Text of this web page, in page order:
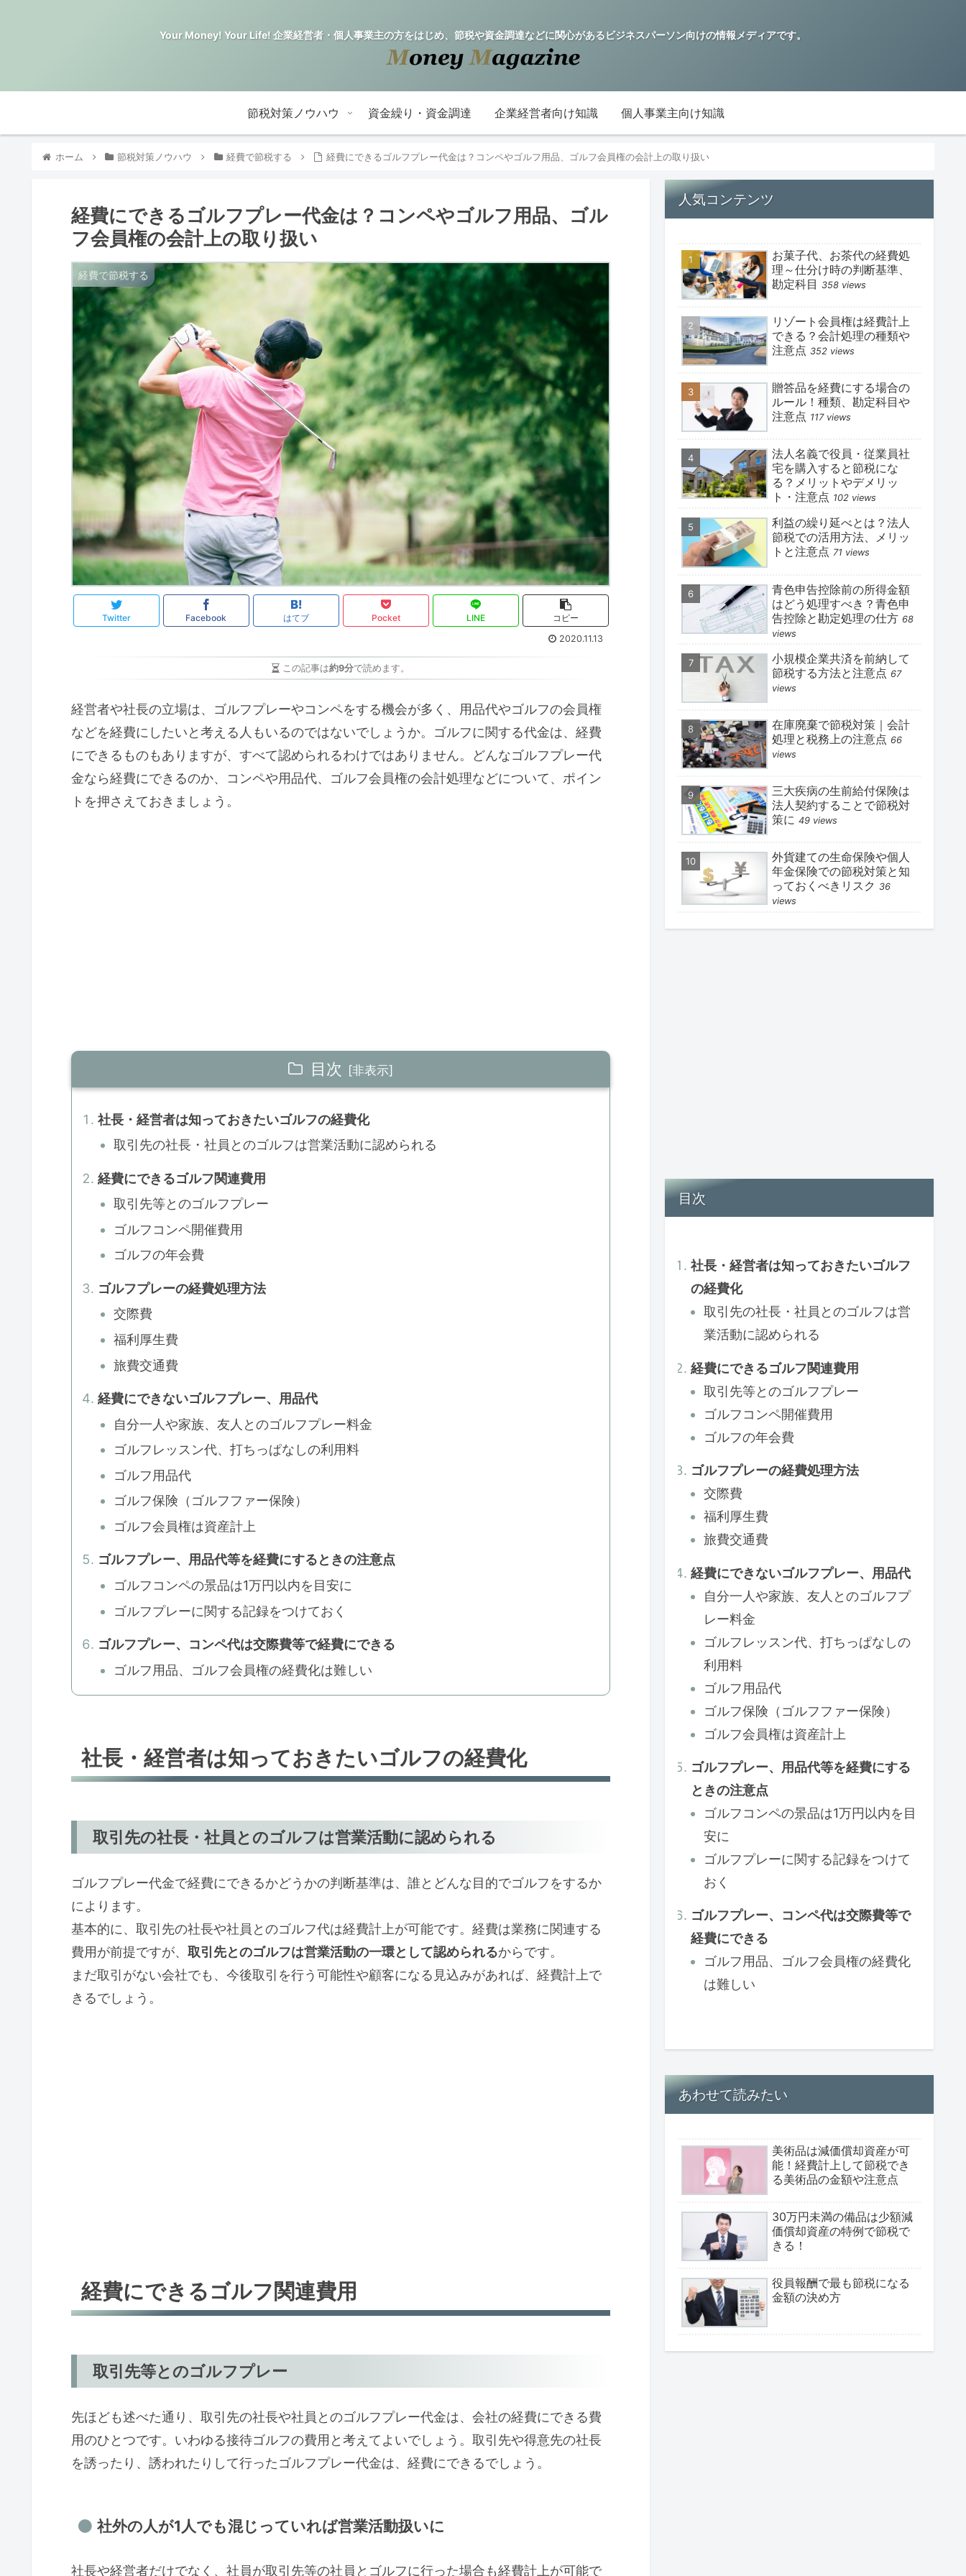
Your Money! Your Life! 企業経営者・個人事業主の方をはじめ、節税や資金調達などに関心があるビジネスパーソン向けの情報メディアです。
節税対策ノウハウ 資金繰り・資金調達 企業経営者向け知識 個人事業主向け知識
ホーム 節税対策ノウハウ 経費で節税する 経費にできるゴルフプレー代金は？コンペやゴルフ用品、ゴルフ会員権の会計上の取り扱い
経費にできるゴルフプレー代金は？コンペやゴルフ用品、ゴル
フ会員権の会計上の取り扱い
経費で節税する
Twitter Facebook はてブ Pocket LINE
コピー
2020.11.13
この記事は約9分で読めます。
経営者や社長の立場は、ゴルフプレーやコンペをする機会が多く、用品代やゴルフの会員権
などを経費にしたいと考える人もいるのではないでしょうか。ゴルフに関する代金は、経費
にできるものもありますが、すべて認められるわけではありません。どんなゴルフプレー代
金なら経費にできるのか、コンペや用品代、ゴルフ会員権の会計処理などについて、ポイン
トを押さえておきましょう。
目次
社長・経営者は知っておきたいゴルフの経費化
取引先の社長・社員とのゴルフは営業活動に認められる
経費にできるゴルフ関連費用
取引先等とのゴルフプレー
ゴルフコンペ開催費用
ゴルフの年会費
ゴルフプレーの経費処理方法
交際費
福利厚生費
旅費交通費
経費にできないゴルフプレー、用品代
自分一人や家族、友人とのゴルフプレー料金
ゴルフレッスン代、打ちっぱなしの利用料
ゴルフ用品代
ゴルフ保険（ゴルフファー保険）
ゴルフ会員権は資産計上
ゴルフプレー、用品代等を経費にするときの注意点
ゴルフコンペの景品は1万円以内を目安に
ゴルフプレーに関する記録をつけておく
ゴルフプレー、コンペ代は交際費等で経費にできる
ゴルフ用品、ゴルフ会員権の経費化は難しい
社長・経営者は知っておきたいゴルフの経費化
取引先の社長・社員とのゴルフは営業活動に認められる
ゴルフプレー代金で経費にできるかどうかの判断基準は、誰とどんな目的でゴルフをするか
によります。
基本的に、取引先の社長や社員とのゴルフ代は経費計上が可能です。経費は業務に関連する
費用が前提ですが、 取引先とのゴルフは営業活動の一環として認められるからです。
まだ取引がない会社でも、今後取引を行う可能性や顧客になる見込みがあれば、経費計上で
きるでしょう。
経費にできるゴルフ関連費用
取引先等とのゴルフプレー
先ほども述べた通り、取引先の社長や社員とのゴルフプレー代金は、会社の経費にできる費
用のひとつです。いわゆる接待ゴルフの費用と考えてよいでしょう。取引先や得意先の社長
を誘ったり、誘われたりして行ったゴルフプレー代金は、経費にできるでしょう。
社外の人が1人でも混じっていれば営業活動扱いに
社長や経営者だけでなく、社員が取引先等の社員とゴルフに行った場合も経費計上が可能で
人気コンテンツ
お菓子代、お茶代の経費処
理～仕分け時の判断基準、
勘定科目 358 views
リゾート会員権は経費計上
できる？会計処理の種類や
注意点 352 views
贈答品を経費にする場合の
ルール！種類、勘定科目や
注意点 117 views
法人名義で役員・従業員社
宅を購入すると節税にな
る？メリットやデメリッ
ト・注意点 102 views
利益の繰り延べとは？法人
節税での活用方法、メリッ
トと注意点 71 views
青色申告控除前の所得金額
はどう処理すべき？青色申
告控除と勘定処理の仕方 68
views
小規模企業共済を前納して
節税する方法と注意点 67
views
在庫廃棄で節税対策｜会計
処理と税務上の注意点 66
views
三大疾病の生前給付保険は
法人契約することで節税対
策に 49 views
外貨建ての生命保険や個人
年金保険での節税対策と知
っておくべきリスク 36
views
目次
社長・経営者は知っておきたいゴルフ
の経費化
取引先の社長・社員とのゴルフは営
業活動に認められる
経費にできるゴルフ関連費用
取引先等とのゴルフプレー
ゴルフコンペ開催費用
ゴルフの年会費
ゴルフプレーの経費処理方法
交際費
福利厚生費
旅費交通費
経費にできないゴルフプレー、用品代
自分一人や家族、友人とのゴルフプ
レー料金
ゴルフレッスン代、打ちっぱなしの
利用料
ゴルフ用品代
ゴルフ保険（ゴルフファー保険）
ゴルフ会員権は資産計上
ゴルフプレー、用品代等を経費にする
ときの注意点
ゴルフコンペの景品は1万円以内を目
安に
ゴルフプレーに関する記録をつけて
おく
ゴルフプレー、コンペ代は交際費等で
経費にできる
ゴルフ用品、ゴルフ会員権の経費化
は難しい
あわせて読みたい
美術品は減価償却資産が可
能！経費計上して節税でき
る美術品の金額や注意点
30万円未満の備品は少額減
価償却資産の特例で節税で
きる！
役員報酬で最も節税になる
金額の決め方